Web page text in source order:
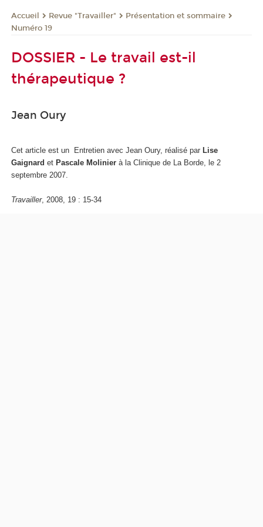
Accueil Revue "Travailler"
Présentation et sommaire
Numéro 19
DOSSIER - Le travail est-il
thérapeutique ?
Jean Oury
Cet article est un Entretien avec Jean Oury, réalisé par Lise
Gaignard et Pascale Molinier à la Clinique de La Borde, le 2
septembre 2007.
Travailler, 2008, 19 : 15-34